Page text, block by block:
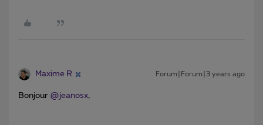
Maxime R Forum|Forum|3 years ago
Bonjour @jeanosx,